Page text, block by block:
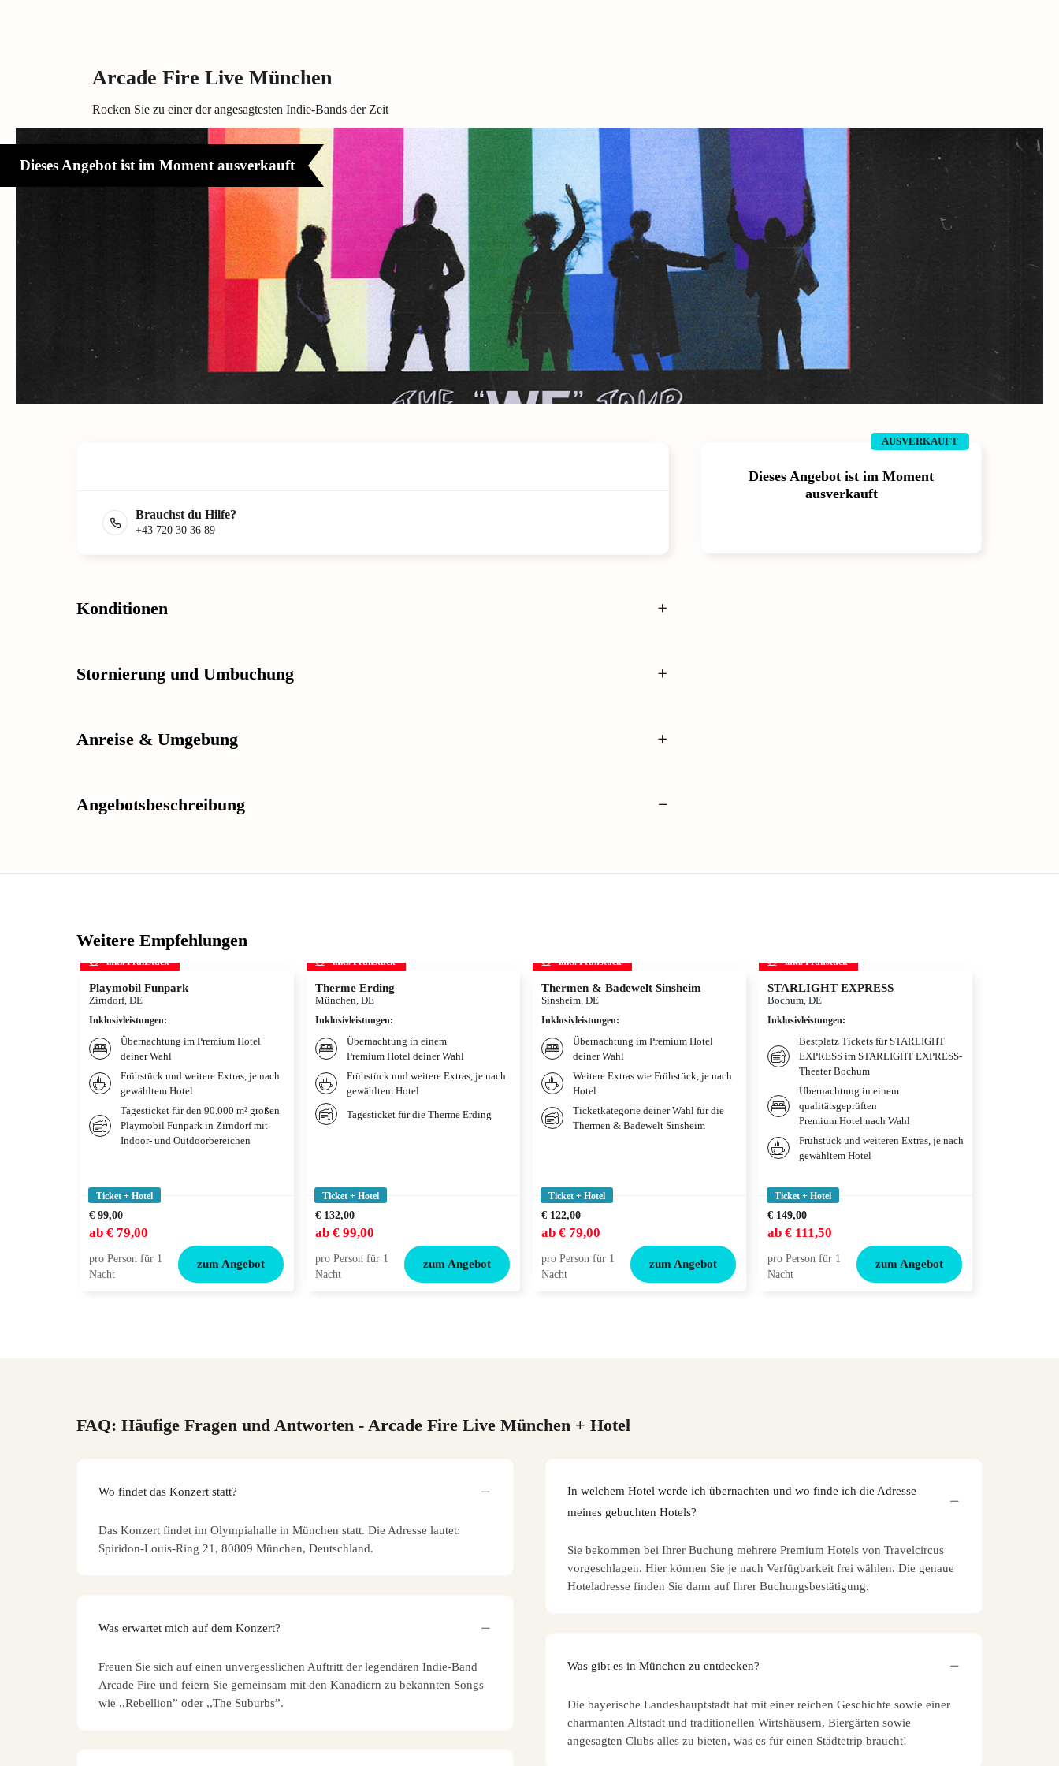
Arcade Fire Live München
Rocken Sie zu einer der angesagtesten Indie-Bands der Zeit
Dieses Angebot ist im Moment ausverkauft
AUSVERKAUFT
Dieses Angebot ist im Moment
ausverkauft
Brauchst du Hilfe?
+43 720 30 36 89
Konditionen
Stornierung und Umbuchung
Anreise & Umgebung
Angebotsbeschreibung
Weitere Empfehlungen
inkl. Frühstück
Playmobil Funpark
Zirndorf, DE
Inklusivleistungen:
Übernachtung im Premium Hotel
deiner Wahl
Frühstück und weitere Extras, je nach
gewähltem Hotel
Tagesticket für den 90.000 m² großen
Playmobil Funpark in Zirndorf mit
Indoor- und Outdoorbereichen
Ticket + Hotel
€ 99,00
ab € 79,00
pro Person für 1
Nacht
zum Angebot
inkl. Frühstück
Therme Erding
München, DE
Inklusivleistungen:
Übernachtung in einem
Premium Hotel deiner Wahl
Frühstück und weitere Extras, je nach
gewähltem Hotel
Tagesticket für die Therme Erding
Ticket + Hotel
€ 132,00
ab € 99,00
pro Person für 1
Nacht
zum Angebot
inkl. Frühstück
Thermen & Badewelt Sinsheim
Sinsheim, DE
Inklusivleistungen:
Übernachtung im Premium Hotel
deiner Wahl
Weitere Extras wie Frühstück, je nach
Hotel
Ticketkategorie deiner Wahl für die
Thermen & Badewelt Sinsheim
Ticket + Hotel
€ 122,00
ab € 79,00
pro Person für 1
Nacht
zum Angebot
inkl. Frühstück
STARLIGHT EXPRESS
Bochum, DE
Inklusivleistungen:
Bestplatz Tickets für STARLIGHT
EXPRESS im STARLIGHT EXPRESS-
Theater Bochum
Übernachtung in einem
qualitätsgeprüften
Premium Hotel nach Wahl
Frühstück und weiteren Extras, je nach
gewähltem Hotel
Ticket + Hotel
€ 149,00
ab € 111,50
pro Person für 1
Nacht
zum Angebot
FAQ: Häufige Fragen und Antworten - Arcade Fire Live München + Hotel
Wo findet das Konzert statt?
Das Konzert findet im Olympiahalle in München statt. Die Adresse lautet:
Spiridon-Louis-Ring 21, 80809 München, Deutschland.
Was erwartet mich auf dem Konzert?
Freuen Sie sich auf einen unvergesslichen Auftritt der legendären Indie-Band
Arcade Fire und feiern Sie gemeinsam mit den Kanadiern zu bekannten Songs
wie ,,Rebellion” oder ,,The Suburbs”.
In welchem Hotel werde ich übernachten und wo finde ich die Adresse
meines gebuchten Hotels?
Sie bekommen bei Ihrer Buchung mehrere Premium Hotels von Travelcircus
vorgeschlagen. Hier können Sie je nach Verfügbarkeit frei wählen. Die genaue
Hoteladresse finden Sie dann auf Ihrer Buchungsbestätigung.
Was gibt es in München zu entdecken?
Die bayerische Landeshauptstadt hat mit einer reichen Geschichte sowie einer
charmanten Altstadt und traditionellen Wirtshäusern, Biergärten sowie
angesagten Clubs alles zu bieten, was es für einen Städtetrip braucht!